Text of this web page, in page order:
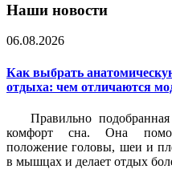
Наши новости
06.08.2026
Как выбрать
отдыха: чем отличаются
Правильно
комфорт сна. Она
положение головы, шеи и
в мышцах и делает отдых